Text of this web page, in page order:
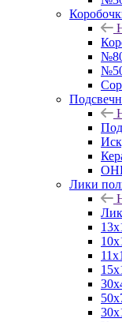
Лики